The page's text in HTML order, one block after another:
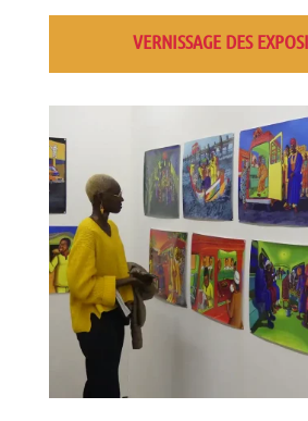
VERNISSAGE DES